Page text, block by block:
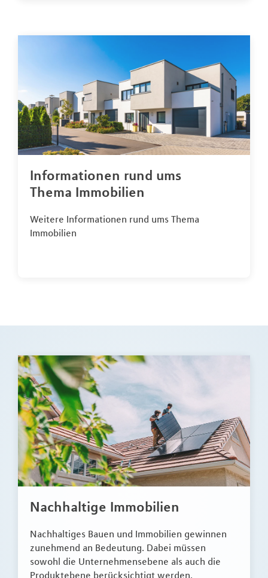
Informationen rund ums
Thema Immobilien
Weitere Informationen rund ums Thema
Immobilien
Nachhaltige Immobilien
Nachhaltiges Bauen und Immobilien gewinnen
zunehmend an Bedeutung. Dabei müssen
sowohl die Unternehmensebene als auch die
Produktebene berücksichtigt werden.